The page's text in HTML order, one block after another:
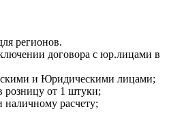
регионов.
договора с юр.лицами в
и Юридическими лицами;
от 1 штуки;
расчету;